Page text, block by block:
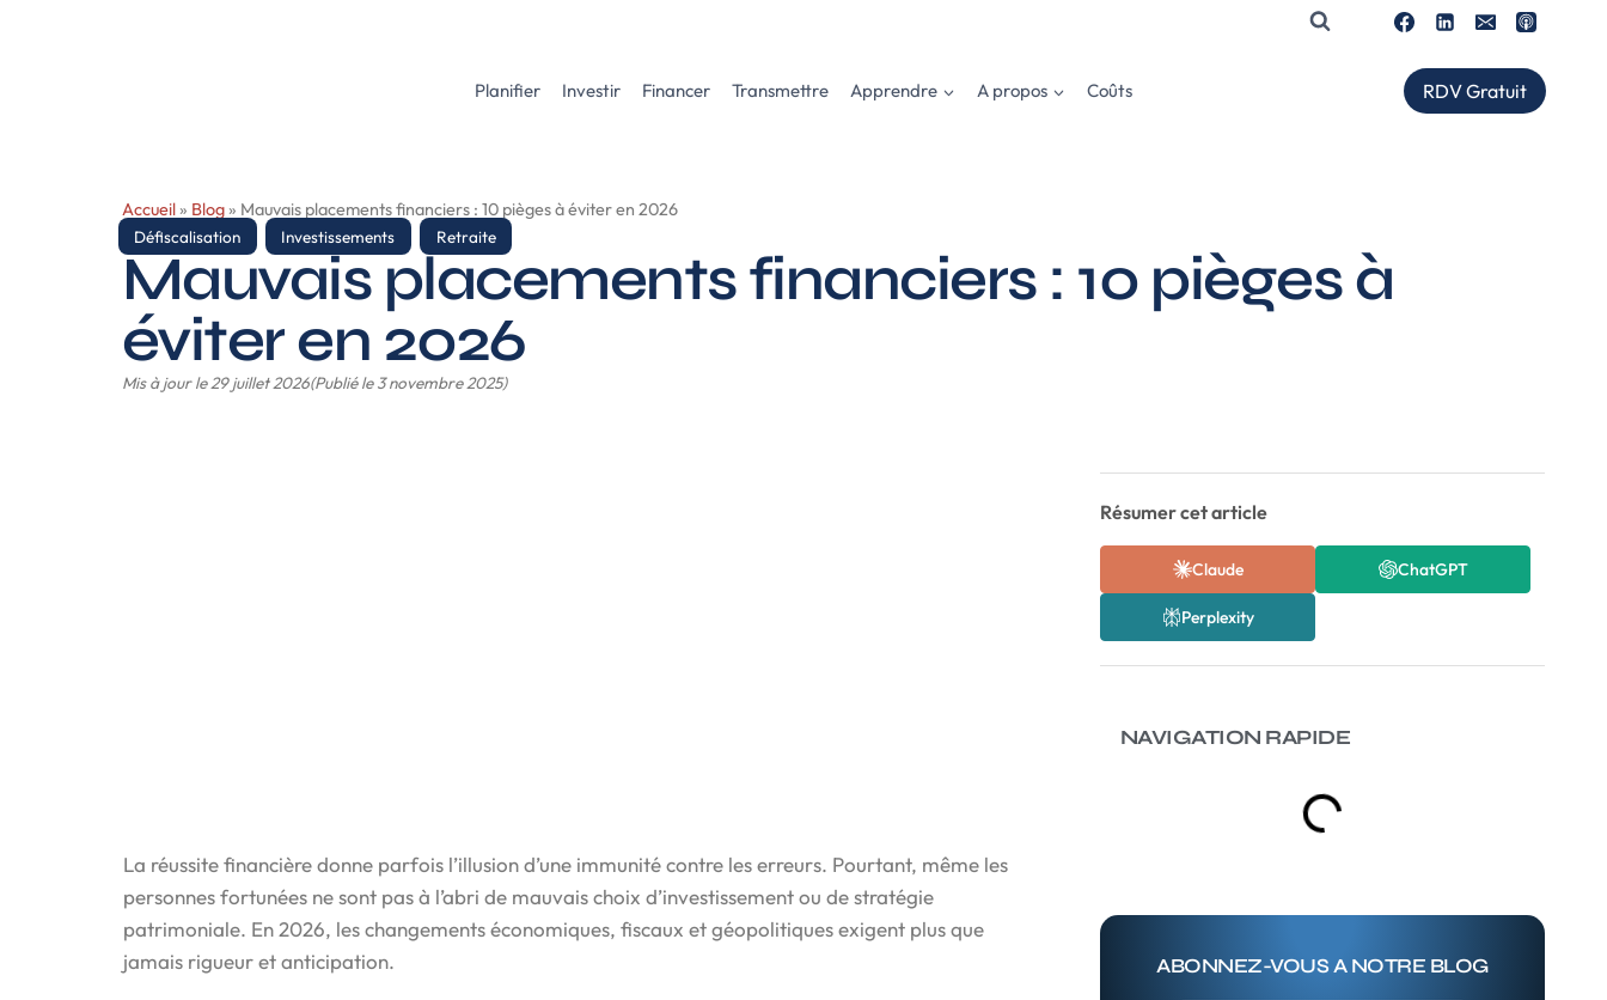
Planifier Investir Financer Transmettre Apprendre A propos Coûts RDV Gratuit
Accueil » Blog » Mauvais placements financiers : 10 pièges à éviter en 2026
Défiscalisation
Investissements Retraite
Mauvais placements financiers : 10 pièges à
éviter en 2026
Mis à jour le 29 juillet 2026(Publié le 3 novembre 2025)
La réussite financière donne parfois l’illusion d’une immunité contre les erreurs. Pourtant, même les
personnes fortunées ne sont pas à l’abri de mauvais choix d’investissement ou de stratégie
patrimoniale. En 2026, les changements économiques, fiscaux et géopolitiques exigent plus que
jamais rigueur et anticipation.
Résumer cet article
Claude ChatGPT
Perplexity
NAVIGATION RAPIDE
ABONNEZ-VOUS A NOTRE BLOG